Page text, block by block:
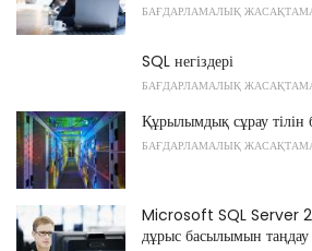
БАҒДАРЛАМАЛЫҚ
SQL негіздері
БАҒДАРЛАМАЛЫҚ
Құрылымдық сұрау тілін
БАҒДАРЛАМАЛЫҚ
Microsoft SQL Server
дұрыс басылымын таңдау